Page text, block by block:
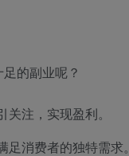
的副业呢？
关注，实现盈利。
足消费者的独特需求。